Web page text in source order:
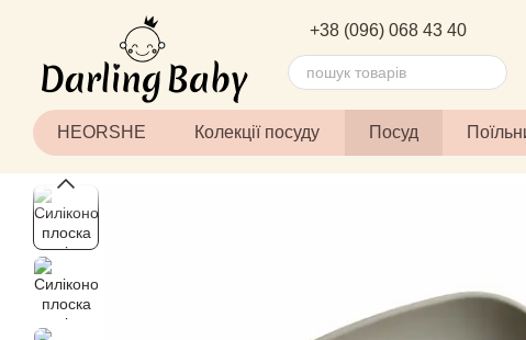
Перейти до основного контенту
+38 (096) 068 43 40
HEORSHE Колекції посуду Посуд